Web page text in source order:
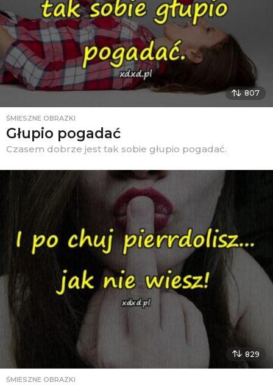
807
ŚMIESZNE OBRAZKI
Głupio pogadać
Czasem dobrze jest tak sobie głupio pogadać.
829
ŚMIESZNE OBRAZKI